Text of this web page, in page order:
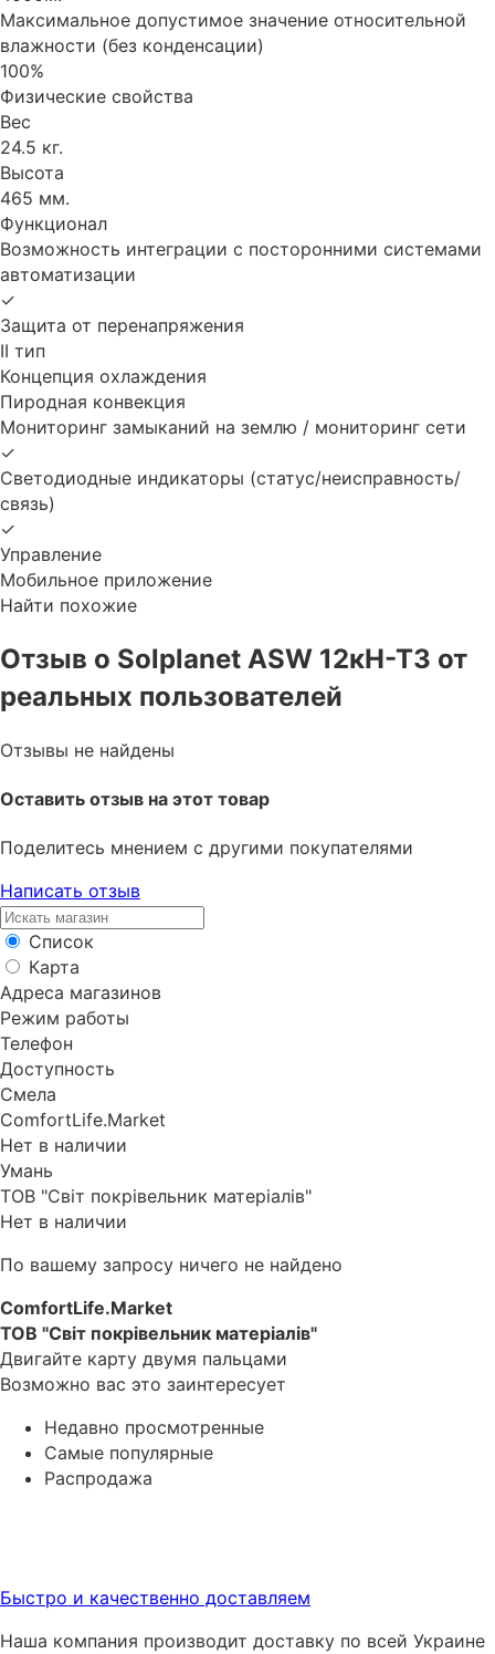
Максимальное допустимое значение относительной
влажности (без конденсации)
100%
Физические свойства
Вес
24.5 кг.
Высота
465 мм.
Функционал
Возможность интеграции с посторонними системами
автоматизации
✓
Защита от перенапряжения
II тип
Концепция охлаждения
Пиродная конвекция
Мониторинг замыканий на землю / мониторинг сети
✓
Светодиодные индикаторы (статус/неисправность/
связь)
✓
Управление
Мобильное приложение
Найти похожие
Отзыв о Solplanet ASW 12кН-Т3 от
реальных пользователей
Отзывы не найдены
Оставить отзыв на этот товар
Поделитесь мнением с другими покупателями
Написать отзыв
Список
Карта
Адреса магазинов
Режим работы
Телефон
Доступность
Смела
ComfortLife.Market
Нет в наличии
Умань
ТОВ "Світ покрівельник матеріалів"
Нет в наличии
По вашему запросу ничего не найдено
ComfortLife.Market
ТОВ "Світ покрівельник матеріалів"
Двигайте карту двумя пальцами
Возможно вас это заинтересует
Недавно просмотренные
Самые популярные
Распродажа
Быстро и качественно доставляем
Наша компания производит доставку по всей Украине